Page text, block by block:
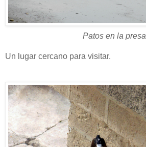
Patos en la presa
Un lugar cercano para visitar.